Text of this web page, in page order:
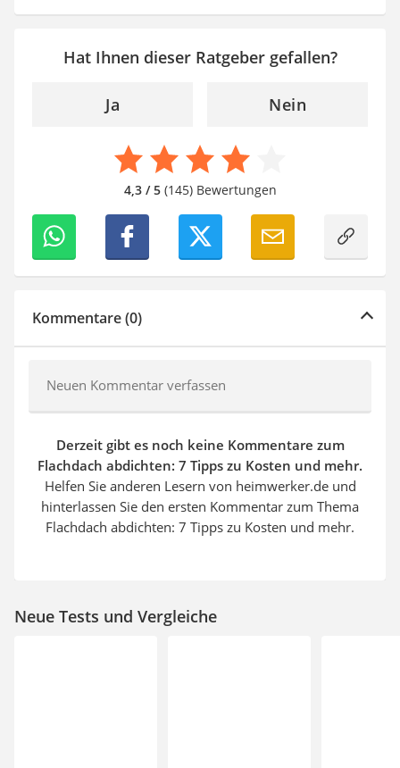
Hat Ihnen dieser Ratgeber gefallen?
Ja Nein
4,3 / 5(145) Bewertungen
Kommentare (0)
Neuen Kommentar verfassen
Derzeit gibt es noch keine Kommentare zum
Flachdach abdichten: 7 Tipps zu Kosten und mehr.
Helfen Sie anderen Lesern von heimwerker.de und
hinterlassen Sie den ersten Kommentar zum Thema
Flachdach abdichten: 7 Tipps zu Kosten und mehr.
Neue Tests und Vergleiche